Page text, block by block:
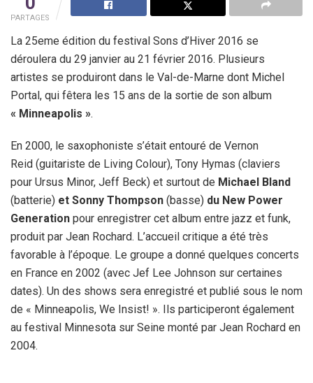
PARTAGES
La 25eme édition du festival Sons d’Hiver 2016 se
déroulera du 29 janvier au 21 février 2016. Plusieurs
artistes se produiront dans le Val-de-Marne dont Michel
Portal, qui fêtera les 15 ans de la sortie de son album
« Minneapolis ».
En 2000, le saxophoniste s’était entouré de Vernon
Reid (guitariste de Living Colour), Tony Hymas (claviers
pour Ursus Minor, Jeff Beck) et surtout de Michael Bland
(batterie) et Sonny Thompson (basse) du New Power
Generation pour enregistrer cet album entre jazz et funk,
produit par Jean Rochard. L’accueil critique a été très
favorable à l’époque. Le groupe a donné quelques concerts
en France en 2002 (avec Jef Lee Johnson sur certaines
dates). Un des shows sera enregistré et publié sous le nom
de « Minneapolis, We Insist! ». Ils participeront également
au festival Minnesota sur Seine monté par Jean Rochard en
2004.